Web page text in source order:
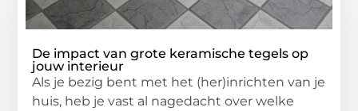
De impact van grote keramische tegels op
jouw interieur
Als je bezig bent met het (her)inrichten van je
huis, heb je vast al nagedacht over welke